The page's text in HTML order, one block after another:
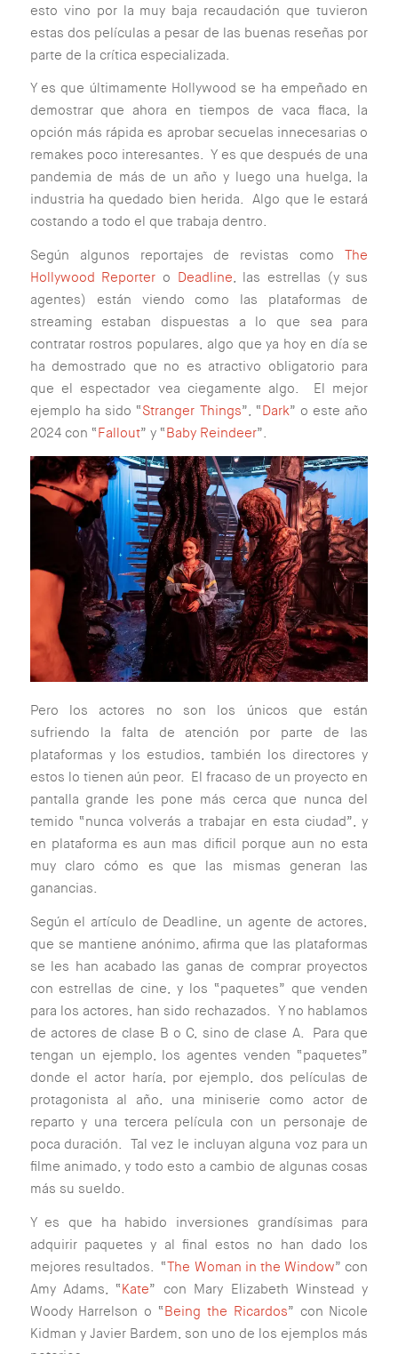
esto vino por la muy baja recaudación que tuvieron
estas dos películas a pesar de las buenas reseñas por
parte de la crítica especializada.
Y es que últimamente Hollywood se ha empeñado en
demostrar que ahora en tiempos de vaca flaca, la
opción más rápida es aprobar secuelas innecesarias o
remakes poco interesantes. Y es que después de una
pandemia de más de un año y luego una huelga, la
industria ha quedado bien herida. Algo que le estará
costando a todo el que trabaja dentro.
Según algunos reportajes de revistas comoThe
Hollywood Reporter o Deadline, las estrellas (y sus
agentes) están viendo como las plataformas de
streaming estaban dispuestas a lo que sea para
contratar rostros populares, algo que ya hoy en día se
ha demostrado que no es atractivo obligatorio para
que el espectador vea ciegamente algo. El mejor
ejemplo ha sido “Stranger Things”, “Dark” o este año
2024 con “Fallout” y “Baby Reindeer”.
Pero los actores no son los únicos que están
sufriendo la falta de atención por parte de las
plataformas y los estudios, también los directores y
estos lo tienen aún peor. El fracaso de un proyecto en
pantalla grande les pone más cerca que nunca del
temido “nunca volverás a trabajar en esta ciudad”, y
en plataforma es aun mas dificil porque aun no esta
muy claro cómo es que las mismas generan las
ganancias.
Según el artículo de Deadline, un agente de actores,
que se mantiene anónimo, afirma que las plataformas
se les han acabado las ganas de comprar proyectos
con estrellas de cine, y los “paquetes” que venden
para los actores, han sido rechazados. Y no hablamos
de actores de clase B o C, sino de clase A. Para que
tengan un ejemplo, los agentes venden “paquetes”
donde el actor haría, por ejemplo, dos películas de
protagonista al año, una miniserie como actor de
reparto y una tercera película con un personaje de
poca duración. Tal vez le incluyan alguna voz para un
filme animado, y todo esto a cambio de algunas cosas
más su sueldo.
Y es que ha habido inversiones grandísimas para
adquirir paquetes y al final estos no han dado los
mejores resultados. “The Woman in the Window” con
Amy Adams, “Kate” con Mary Elizabeth Winstead y
Woody Harrelson o “Being the Ricardos” con Nicole
Kidman y Javier Bardem, son uno de los ejemplos más